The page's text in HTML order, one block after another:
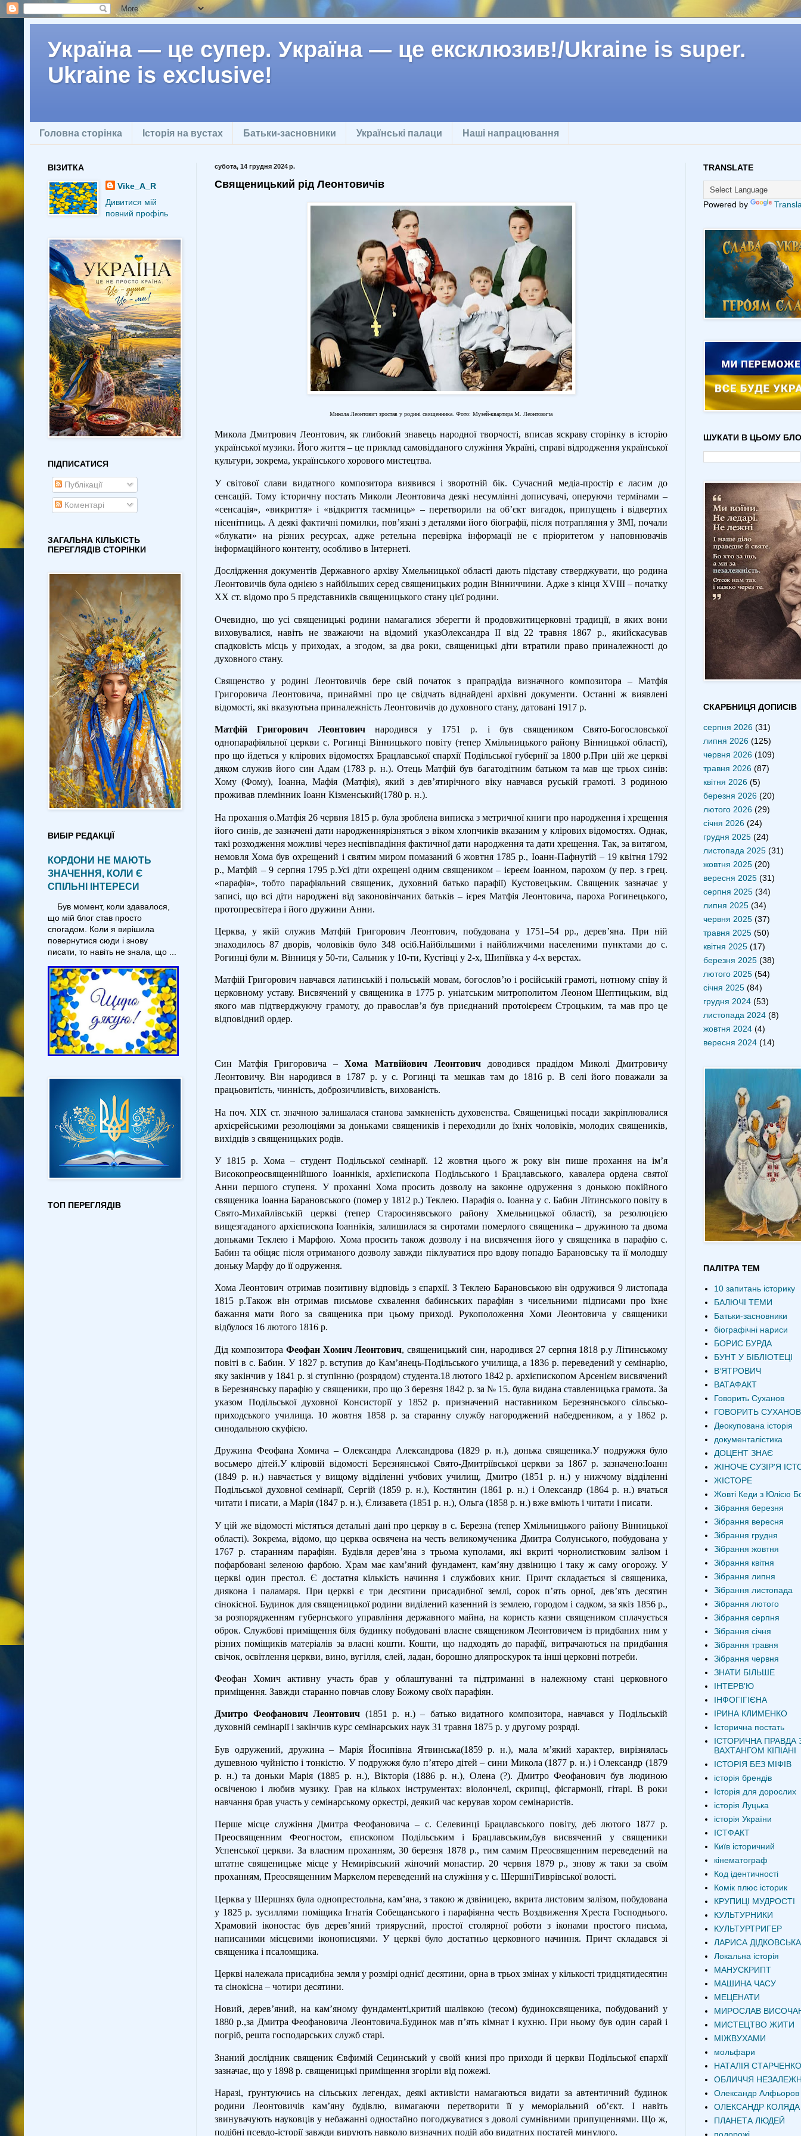
Україна — це супер. Україна — це ексклюзив!/Ukraine is super.
Ukraine is exclusive!
Головна сторінка Історія на вустах Батьки-засновники Українські палаци Наші напрацювання
субота, 14 грудня 2024 р.
Священицький рід Леонтовичів
Микола Леонтович зростав у родині священника. Фото: Музей-квартира М. Леонтовича
Микола Дмитрович Леонтович, як глибокий знавець народної творчості, вписав яскраву сторінку в історію
української музики. Його життя – це приклад самовідданого служіння Україні, справі відродження української
культури, зокрема, українського хорового мистецтва.
У світової слави видатного композитора виявився і зворотній бік. Сучасний медіа-простір є ласим до
сенсацій. Тому історичну постать Миколи Леонтовича деякі несумлінні дописувачі, оперуючи термінами –
«сенсація», «викриття» і «відкриття таємниць» – перетворили на об’єкт вигадок, припущень і відвертих
нісенітниць. А деякі фактичні помилки, пов’язані з деталями його біографії, після потрапляння у ЗМІ, почали
«блукати» на різних ресурсах, адже ретельна перевірка інформації не є пріоритетом у наповнювачів
інформаційного контенту, особливо в Інтернеті.
Дослідження документів Державного архіву Хмельницької області дають підставу стверджувати, що родина
Леонтовичів була однією з найбільших серед священицьких родин Вінниччини. Адже з кінця ХVІІІ – початку
ХХ ст. відомо про 5 представників священицького стану цієї родини.
Очевидно, що усі священицькі родини намагалися зберегти й продовжитицерковні традиції, в яких вони
виховувалися, навіть не зважаючи на відомий указОлександра ІІ від 22 травня 1867 р., якийскасував
спадковість місць у приходах, а згодом, за два роки, священицькі діти втратили право приналежності до
духовного стану.
Священство у родині Леонтовичів бере свій початок з прапрадіда визначного композитора – Матфія
Григоровича Леонтовича, принаймні про це свідчать віднайдені архівні документи. Останні ж виявлені
відомості, які вказуютьна приналежність Леонтовичів до духовного стану, датовані 1917 р.
Матфій Григорович Леонтовичнародився у 1751 р. і був священиком Свято-Богословської
однопарафіяльної церкви с. Рогинці Вінницького повіту (тепер Хмільницького району Вінницької області),
про що йдеться у клірових відомостях Брацлавської єпархії Подільської губернії за 1800 р.При цій же церкві
дяком служив його син Адам (1783 р. н.). Отець Матфій був багатодітним батьком та мав ще трьох синів:
Хому (Фому), Іоанна, Мафія (Матфія), який з дев’ятирічного віку навчався руській грамоті. З родиною
проживав племінник Іоанн Кізменський(1780 р. н.).
На прохання о.Матфія 26 червня 1815 р. була зроблена виписка з метричної книги про народження і хрещення
його синів, де зазначені дати народженнярізняться з віком хлопчиків вказаним у клірових відомостях. Однак,
такі розходження можливі через неспівпадіння фактичної дати народження та дати хрещення. Так, за витягом,
немовля Хома був охрещений і святим миром помазаний 6 жовтня 1785 р., Іоанн-Пафнутій – 19 квітня 1792
р., Матфій – 9 серпня 1795 р.Усі діти охрещені одним священиком – ієреєм Іоанном, парохом (у пер. з грец.
«парафія», тобто парафіяльний священик, духовний батько парафії) Кустовецьким. Священик зазначає у
записі, що всі діти народжені від законовінчаних батьків – ієрея Матфія Леонтовича, пароха Рогинецького,
протопресвітера і його дружини Анни.
Церква, у якій служив Матфій Григорович Леонтович, побудована у 1751–54 рр., дерев’яна. При ній
знаходилось 87 дворів, чоловіків було 348 осіб.Найбільшими і найближчими населеними пунктами до с.
Рогинці були м. Вінниця у 50-ти, Сальник у 10-ти, Кустівці у 2-х, Шипіївка у 4-х верстах.
Матфій Григорович навчався латинській і польській мовам, богослов’ю і російській грамоті, нотному співу й
церковному уставу. Висвячений у священика в 1775 р. уніатським митрополитом Леоном Шептицьким, від
якого мав підтверджуючу грамоту, до православ’я був приєднаний протоієреєм Строцьким, та мав про це
відповідний ордер.
Син Матфія Григоровича –Хома Матвійович Леонтовичдоводився прадідом Миколі Дмитровичу
Леонтовичу. Він народився в 1787 р. у с. Рогинці та мешкав там до 1816 р. В селі його поважали за
працьовитість, чинність, доброзичливість, вихованість.
На поч. ХІХ ст. значною залишалася станова замкненість духовенства. Священицькі посади закріплювалися
архієрейськими резолюціями за доньками священиків і переходили до їхніх чоловіків, молодих священиків,
вихідців з священицьких родів.
У 1815 р. Хома – студент Подільської семінарії. 12 жовтня цього ж року він пише прохання на ім’я
Високопреосвященнійшого Іоаннікія, архієпископа Подільського і Брацлавського, кавалера ордена святої
Анни першого ступеня. У проханні Хома просить дозволу на законне одруження з донькою покійного
священика Іоанна Барановського (помер у 1812 р.) Теклею. Парафія о. Іоанна у с. Бабин Літинського повіту в
Свято-Михайлівській церкві (тепер Старосинявського району Хмельницької області), за резолюцією
вищезгаданого архієпископа Іоаннікія, залишилася за сиротами померлого священика – дружиною та двома
доньками Теклею і Марфою. Хома просить також дозволу і на висвячення його у священика в парафію с.
Бабин та обіцяє після отриманого дозволу завжди піклуватися про вдову попадю Барановську та її молодшу
доньку Марфу до її одруження.
Хома Леонтович отримав позитивну відповідь з єпархії. З Теклею Барановською він одружився 9 листопада
1815 р.Також він отримав письмове схвалення бабинських парафіян з чисельними підписами про їхнє
бажання мати його за священика при цьому приході. Рукоположення Хоми Леонтовича у священики
відбулося 16 лютого 1816 р.
Дід композитора Феофан Хомич Леонтович, священицький син, народився 27 серпня 1818 р.у Літинському
повіті в с. Бабин. У 1827 р. вступив до Кам’янець-Подільського училища, а 1836 р. переведений у семінарію,
яку закінчив у 1841 р. зі ступінню (розрядом) студента.18 лютого 1842 р. архієпископом Арсенієм висвячений
в Березнянську парафію у священики, про що 3 березня 1842 р. за № 15. була видана ставленицька грамота. За
указом Подільської духовної Консисторії у 1852 р. призначений наставником Березнянського сільсько-
приходського училища. 10 жовтня 1858 р. за старанну службу нагороджений набедреником, а у 1862 р.
синодальною скуфією.
Дружина Феофана Хомича – Олександра Александрова (1829 р. н.), донька священика.У подружжя було
восьмеро дітей.У кліровій відомості Березнянської Свято-Дмитріївської церкви за 1867 р. зазначено:Іоанн
(1849 р. н.) навчається у вищому відділенні учбових училищ, Дмитро (1851 р. н.) у нижчому відділенні
Подільської духовної семінарії, Сергій (1859 р. н.), Костянтин (1861 р. н.) і Олександр (1864 р. н.) вчаться
читати і писати, а Марія (1847 р. н.), Єлизавета (1851 р. н.), Ольга (1858 р. н.) вже вміють і читати і писати.
У цій же відомості містяться детальні дані про церкву в с. Березна (тепер Хмільницького району Вінницької
області). Зокрема, відомо, що церква освячена на честь великомученика Дмитра Солунського, побудована у
1767 р. старанням парафіян. Будівля дерев’яна з трьома куполами, які вкриті чорнолистковим залізом і
пофарбовані зеленою фарбою. Храм має кам’яний фундамент, кам’яну дзвіницю і таку ж саму огорожу. У
церкві один престол. Є достатня кількість начиння і службових книг. Причт складається зі священика,
диякона і паламаря. При церкві є три десятини присадибної землі, сорок п’ять орної, дев’ять десятин
сінокісної. Будинок для священицької родини виділений казенний із землею, городом і садком, за якіз 1856 р.,
за розпорядженням губернського управління державного майна, на користь казни священиком сплачується
оброк. Службові приміщення біля будинку побудовані власне священиком Леонтовичем із придбаних ним у
різних поміщиків матеріалів за власні кошти. Кошти, що надходять до парафії, витрачаються на придбання
свічок, освітлення церкви, вино, вугілля, єлей, ладан, борошно дляпроскурок та інші церковні потреби.
Феофан Хомич активну участь брав у облаштуванні та підтриманні в належному стані церковного
приміщення. Завжди старанно повчав слову Божому своїх парафіян.
Дмитро Феофанович Леонтович (1851 р. н.) – батько видатного композитора, навчався у Подільській
духовній семінарії і закінчив курс семінарських наук 31 травня 1875 р. у другому розряді.
Був одружений, дружина – Марія Йосипівна Ятвинська(1859 р. н.), мала м’який характер, вирізнялась
душевною чуйністю і тонкістю. У подружжя було п’ятеро дітей – сини Микола (1877 р. н.) і Олександр (1879
р. н.) та доньки Марія (1885 р. н.), Вікторія (1886 р. н.), Олена (?). Дмитро Феофанович був людиною
освіченою і любив музику. Грав на кількох інструментах: віолончелі, скрипці, фісгармонії, гітарі. В роки
навчання брав участь у семінарському оркестрі, деякий час керував хором семінаристів.
Перше місце служіння Дмитра Феофановича – с. Селевинці Брацлавського повіту, де6 лютого 1877 р.
Преосвященним Феогностом, єпископом Подільським і Брацлавським,був висвячений у священики
Успенської церкви. За власним проханням, 30 березня 1878 р., тим самим Преосвященним переведений на
штатне священицьке місце у Немирівський жіночий монастир. 20 червня 1879 р., знову ж таки за своїм
проханням, Преосвященним Маркелом переведений на служіння у с. ШершніТиврівської волості.
Церква у Шершнях була однопрестольна, кам’яна, з такою ж дзвіницею, вкрита листовим залізом, побудована
у 1825 р. зусиллями поміщика Ігнатія Собещанського і парафіянна честь Воздвиження Хреста Господнього.
Храмовий іконостас був дерев’яний триярусний, простої столярної роботи з іконами простого письма,
написаними місцевими іконописцями. У церкві було достатньо церковного начиння. Причт складався зі
священика і псаломщика.
Церкві належала присадибна земля у розмірі однієї десятини, орна в трьох змінах у кількості тридцятидесятин
та сінокісна – чотири десятини.
Новий, дерев’яний, на кам’яному фундаменті,критий шалівкою (тесом) будиноксвященика, побудований у
1880 р.,за Дмитра Феофановича Леонтовича.Будинок мав п’ять кімнат і кухню. При ньому був один сарай і
погріб, решта господарських служб старі.
Знаний дослідник священик Євфимій Сецинський у своїй книзі про приходи й церкви Подільської єпархії
зазначає, що у 1898 р. священицькі приміщення згоріли від пожежі.
Наразі, ґрунтуючись на сільських легендах, деякі активісти намагаються видати за автентичний будинок
родини Леонтовичів кам’яну будівлю, вимагаючи перетворити її у меморіальний об’єкт. І навіть
звинувачують науковців у небажанні одностайно погоджуватися з доволі сумнівними припущеннями. Що ж,
подібні псевдо-історії завжди вирують навколо визначних подій або видатних постатей минулого.
ВІЗИТКА
Vike_A_R
Дивитися мій
повний профіль
ПІДПИСАТИСЯ
Публікації
Коментарі
ЗАГАЛЬНА КІЛЬКІСТЬ
ПЕРЕГЛЯДІВ СТОРІНКИ
ВИБІР РЕДАКЦІЇ
КОРДОНИ НЕ МАЮТЬ
ЗНАЧЕННЯ, КОЛИ Є
СПІЛЬНІ ІНТЕРЕСИ
Був момент, коли здавалося,
що мій блог став просто
спогадом. Коли я вирішила
повернутися сюди і знову
писати, то навіть не знала, що ...
ТОП ПЕРЕГЛЯДІВ
TRANSLATE
Powered by
ШУКАТИ В ЦЬОМУ
СКАРБНИЦЯ ДОПИСІВ
серпня 2026 (31)
липня 2026 (125)
червня 2026 (109)
травня 2026 (87)
квітня 2026 (5)
березня 2026 (20)
лютого 2026 (29)
січня 2026 (24)
грудня 2025 (24)
листопада 2025 (31)
жовтня 2025 (20)
вересня 2025 (31)
серпня 2025 (34)
липня 2025 (34)
червня 2025 (37)
травня 2025 (50)
квітня 2025 (17)
березня 2025 (38)
лютого 2025 (54)
січня 2025 (84)
грудня 2024 (53)
листопада 2024 (8)
жовтня 2024 (4)
вересня 2024 (14)
ПАЛІТРА ТЕМ
10 запитань історику
БАЛЮЧІ ТЕМИ
Батьки-засновники
біографічні нариси
БОРИС БУРДА
БУНТ У БІБЛІОТЕЦІ
В‘ЯТРОВИЧ
ВАТАФАКТ
Говорить Суханов
ГОВОРИТЬ СУХАНОВ
Деокупована історія
документалістика
ДОЦЕНТ ЗНАЄ
ЖІНОЧЕ СУЗІР'Я
ЖІСТОРЕ
Жовті Кеди з Юлією
Зібрання березня
Зібрання вересня
Зібрання грудня
Зібрання жовтня
Зібрання квітня
Зібрання липня
Зібрання листопада
Зібрання лютого
Зібрання серпня
Зібрання січня
Зібрання травня
Зібрання червня
ЗНАТИ БІЛЬШЕ
ІНТЕРВʼЮ
ІНФОГІГІЄНА
ІРИНА КЛИМЕНКО
Історична постать
ІСТОРИЧНА ПРАВДА
ВАХТАНГОМ КІПІАНІ
ІСТОРІЯ БЕЗ МІФІВ
історія брендів
Історія для дорослих
історія Луцька
історія України
ІСТФАКТ
Київ історичний
кінематограф
Код ідентичності
Комік плюс історик
КРУПИЦІ МУДРОСТІ
КУЛЬТУРНИКИ
КУЛЬТУРТРИГЕР
ЛАРИСА ДІДКОВСЬКА
Локальна історія
МАНУСКРИПТ
МАШИНА ЧАСУ
МЕЦЕНАТИ
МИРОСЛАВ
МИСТЕЦТВО ЖИТИ
МІЖВУХАМИ
мольфари
НАТАЛІЯ СТАРЧЕНКО
ОБЛИЧЧЯ
Олександр Алфьоров
ОЛЕКСАНДР КОЛЯДА
ПЛАНЕТА ЛЮДЕЙ
подорожі